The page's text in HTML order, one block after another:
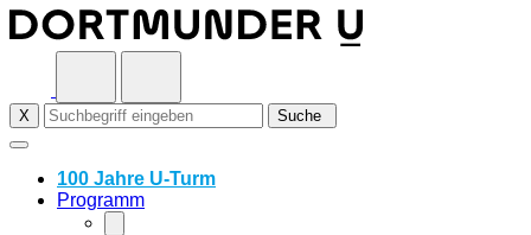
Skip
to
content
X Suche
100 Jahre U-Turm
Programm